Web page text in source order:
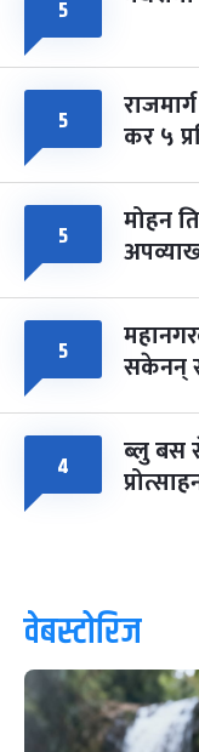
५
५ कर ५
५ मोहन
५ सकेनन्
४ ब्लु बस
वेबस्टोरिज